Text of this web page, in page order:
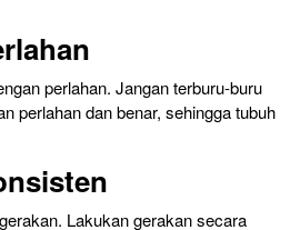
perlahan. Jangan terburu-buru
perlahan dan benar, sehingga tubuh
Lakukan gerakan secara